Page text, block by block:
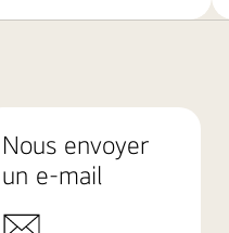
Nous envoyer
un e-mail